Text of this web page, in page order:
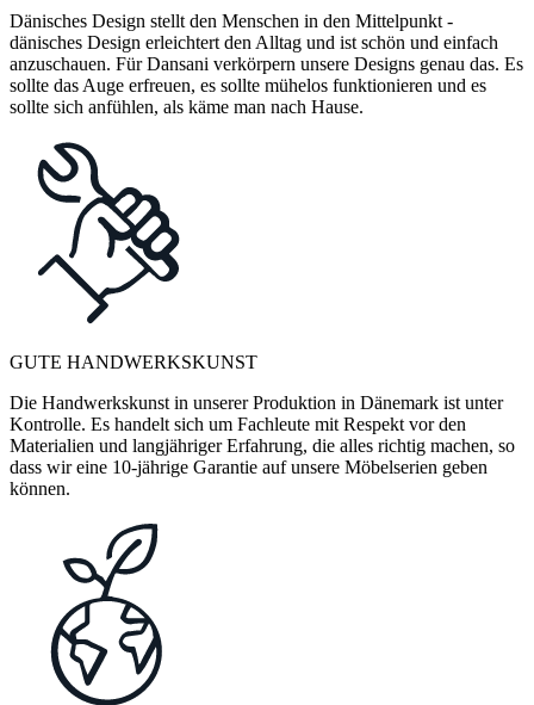
Dänisches Design stellt den Menschen in den Mittelpunkt -
dänisches Design erleichtert den Alltag und ist schön und einfach
anzuschauen. Für Dansani verkörpern unsere Designs genau das. Es
sollte das Auge erfreuen, es sollte mühelos funktionieren und es
sollte sich anfühlen, als käme man nach Hause.
GUTE HANDWERKSKUNST
Die Handwerkskunst in unserer Produktion in Dänemark ist unter
Kontrolle. Es handelt sich um Fachleute mit Respekt vor den
Materialien und langjähriger Erfahrung, die alles richtig machen, so
dass wir eine 10-jährige Garantie auf unsere Möbelserien geben
können.